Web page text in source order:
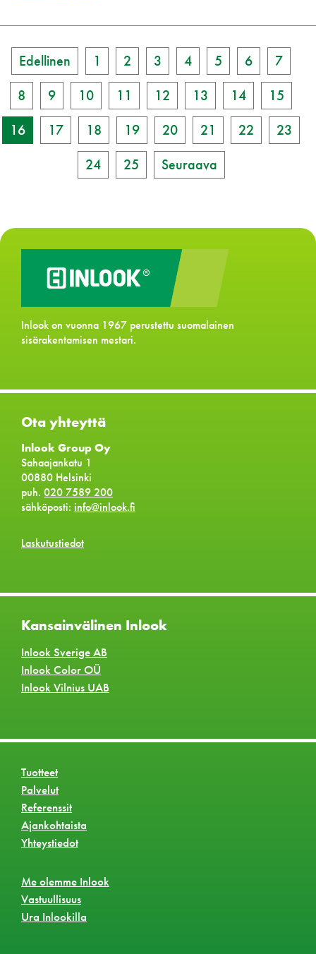
Edellinen 1 2 3 4 5 6
7
8
9 10 11 12 13 14
15
16
17 18 19 20 21 22
23
24
25 Seuraava
Inlook on vuonna 1967 perustettu suomalainen
sisärakentamisen mestari.
Ota yhteyttä
Inlook Group Oy
Sahaajankatu 1
00880 Helsinki
puh. 020 7589 200
sähköposti: info@inlook.fi
Laskutustiedot
Kansainvälinen Inlook
Inlook Sverige AB
Inlook Color OÜ
Inlook Vilnius UAB
Tuotteet
Palvelut
Referenssit
Ajankohtaista
Yhteystiedot
Me olemme Inlook
Vastuullisuus
Ura Inlookilla